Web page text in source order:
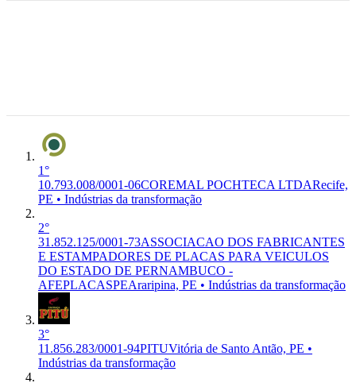
1°
10.793.008/0001-06COREMAL POCHTECA LTDARecife,
PE • Indústrias da transformação
2°
31.852.125/0001-73ASSOCIACAO DOS FABRICANTES
E ESTAMPADORES DE PLACAS PARA VEICULOS
DO ESTADO DE PERNAMBUCO -
AFEPLACASPEAraripina, PE • Indústrias da transformação
3°
11.856.283/0001-94PITUVitória de Santo Antão, PE •
Indústrias da transformação